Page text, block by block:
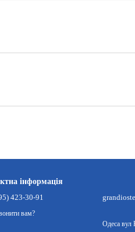
інформація
423-30-91
вам?
Одеса вул